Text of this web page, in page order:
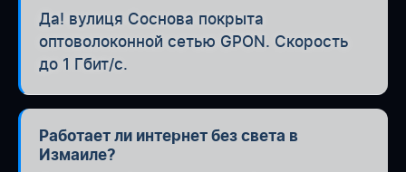
Да! вулиця Соснова покрыта
оптоволоконной сетью GPON. Скорость
до 1 Гбит/с.
Работает ли интернет без света в
Измаиле?